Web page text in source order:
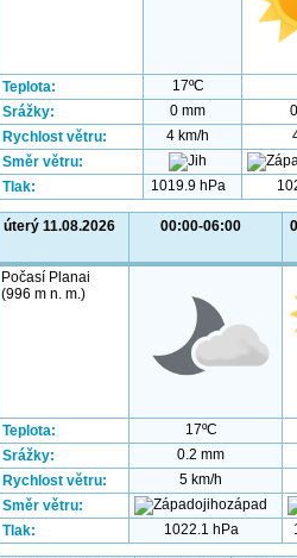
Teplota:
17ºC
Srážky:
0 mm
Rychlost větru:
4 km/h
Směr větru:
Tlak:
1019.9 hPa
úterý 11.08.2026 00:00-06:00
Počasí Planai
(996 m n. m.)
Teplota:
17ºC
Srážky:
0.2 mm
Rychlost větru:
5 km/h
Směr větru:
Tlak:
1022.1 hPa